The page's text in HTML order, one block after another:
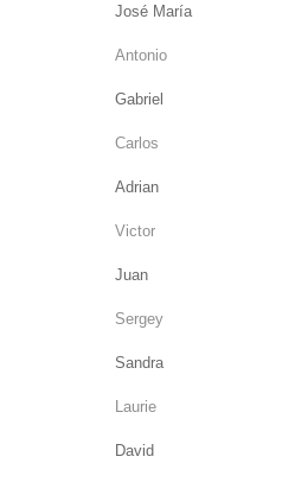
José María
Antonio
Gabriel
Carlos
Adrian
Victor
Juan
Sergey
Sandra
Laurie
David